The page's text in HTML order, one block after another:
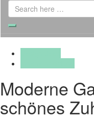
for:
Search
Moderne
schönes